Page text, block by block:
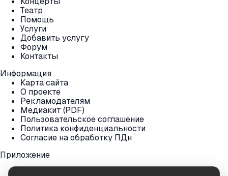
Театр
Помощь
Услуги
Добавить услугу
Форум
Контакты
Информация
Карта сайта
О проекте
Рекламодателям
Медиакит (PDF)
Пользовательское соглашение
Политика конфиденциальности
Согласие на обработку ПДн
Приложение